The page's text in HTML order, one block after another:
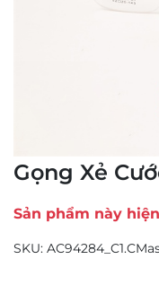
Gọng Xẻ
Sản phẩm này
SKU: